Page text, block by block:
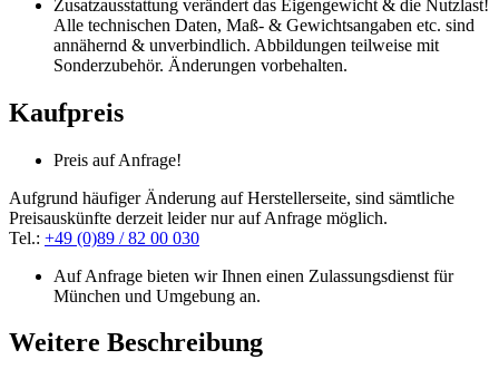
Zusatzausstattung verändert das Eigengewicht & die Nutzlast!
Alle technischen Daten, Maß- & Gewichtsangaben etc. sind
annähernd & unverbindlich. Abbildungen teilweise mit
Sonderzubehör. Änderungen vorbehalten.
Kaufpreis
Preis auf Anfrage!
Aufgrund häufiger Änderung auf Herstellerseite, sind sämtliche
Preisauskünfte derzeit leider nur auf Anfrage möglich.
Tel.: +49 (0)89 / 82 00 030
Auf Anfrage bieten wir Ihnen einen Zulassungsdienst für
München und Umgebung an.
Weitere Beschreibung